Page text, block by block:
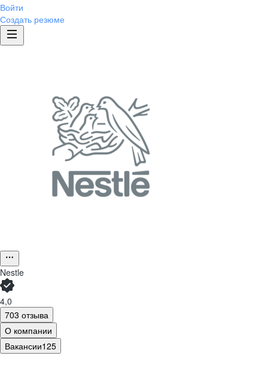
Войти
Создать резюме
Nestle
4,0
703 отзыва
О компании
Вакансии125